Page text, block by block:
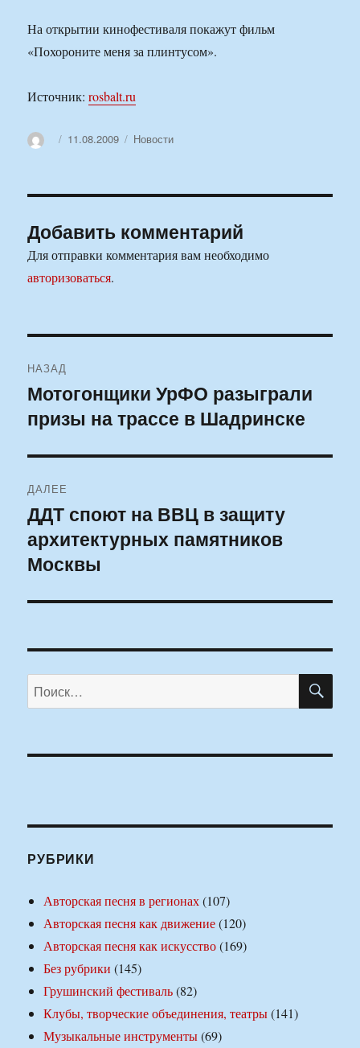
На открытии кинофестиваля покажут фильм
«Похороните меня за плинтусом».
Источник:rosbalt.ru
АвторОпубликовано
11.08.2009 Рубрики
Новости
Добавить комментарий
Для отправки комментария вам необходимо
авторизоваться.
по
записям
НАЗАД
Предыдущая
запись:
Мотогонщики УрФО разыграли
призы на трассе в Шадринске
ДАЛЕЕ
Следующая
запись:
ДДТ споют на ВВЦ в защиту
архитектурных памятников
Москвы
Искать:
РУБРИКИ
Авторская песня в регионах(107)
Авторская песня как движение(120)
Авторская песня как искусство(169)
Без рубрики (145)
Грушинский фестиваль(82)
Клубы, творческие объединения, театры(141)
Музыкальные инструменты(69)